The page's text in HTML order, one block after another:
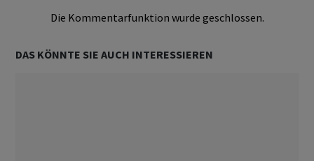
Die Kommentarfunktion wurde geschlossen.
DAS KÖNNTE SIE AUCH INTERESSIEREN